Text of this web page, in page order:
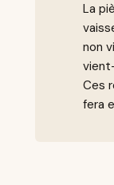
La
non
Ces
fera